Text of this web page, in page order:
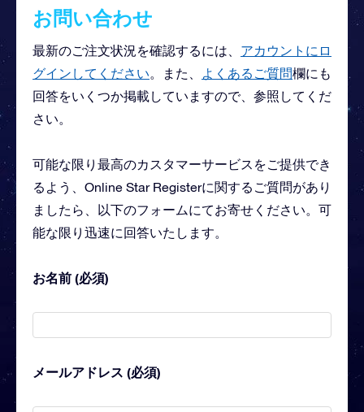
お問い合わせ
最新のご注文状況を確認するには、 アカウントにロ
グインしてください。また、 よくあるご質問欄にも
回答をいくつか掲載していますので、参照してくだ
さい。
可能な限り最高のカスタマーサービスをご提供でき
るよう、Online Star Registerに関するご質問があり
ましたら、以下のフォームにてお寄せください。可
能な限り迅速に回答いたします。
お名前 (必須)
メールアドレス (必須)